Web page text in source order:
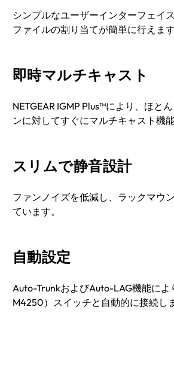
シンプルなユーザーインターフェイ
ファイルの割り当てが簡単に行えます
即時マルチキャスト
NETGEAR IGMP Plus™により、ほと
ンに対してすぐにマルチキャスト機
スリムで静音設計
ファンノイズを低減し、ラックマウ
ています。
自動設定
Auto-TrunkおよびAuto-LAG機能に
M4250）スイッチと自動的に接続し